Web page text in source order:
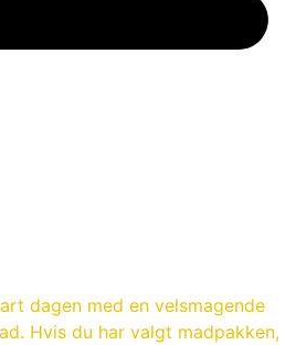
dagen med en velsmagende
Hvis du har valgt madpakken,